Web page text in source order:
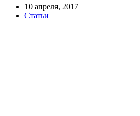
10 апреля, 2017
Статьи